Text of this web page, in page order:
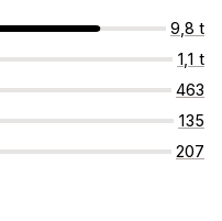
9,8 t
1,1 t
463
135
207